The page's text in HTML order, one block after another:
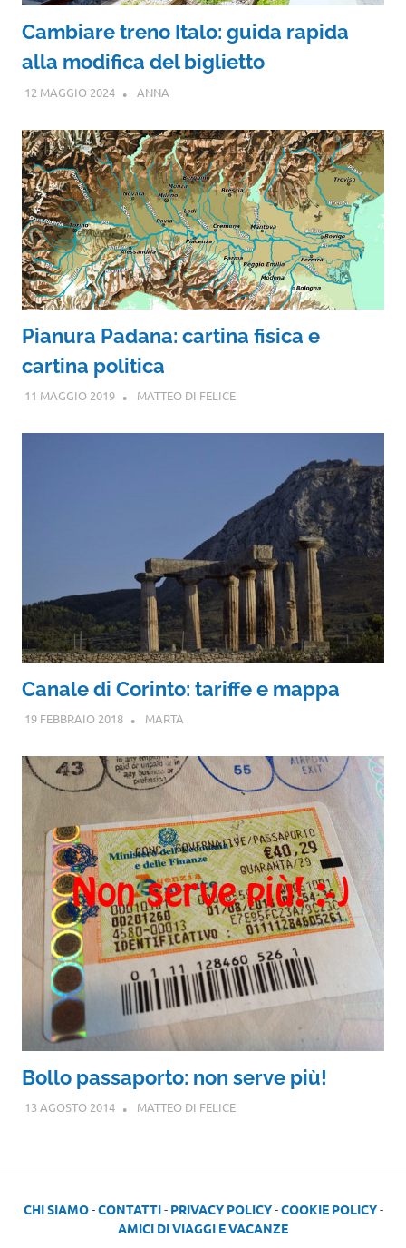
Cambiare treno Italo: guida rapida
alla modifica del biglietto
12 MAGGIO 2024 ANNA
Pianura Padana: cartina fisica e
cartina politica
11 MAGGIO 2019 MATTEO DI FELICE
Canale di Corinto: tariffe e mappa
19 FEBBRAIO 2018 MARTA
Bollo passaporto: non serve più!
13 AGOSTO 2014 MATTEO DI FELICE
CHI SIAMO-CONTATTI- PRIVACY POLICY-COOKIE POLICY-
AMICI DI VIAGGI E VACANZE